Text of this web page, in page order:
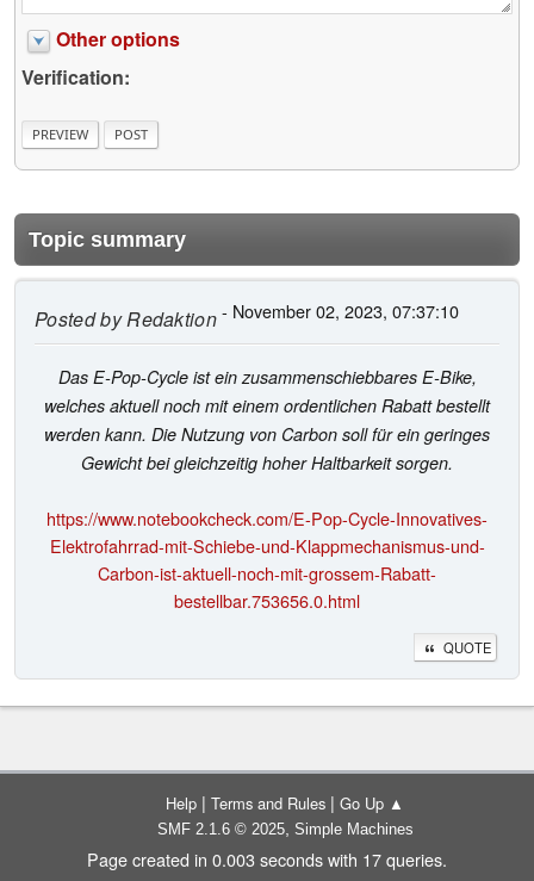
Other options
Verification:
Topic summary
Posted byRedaktion- November 02, 2023, 07:37:10
Das E-Pop-Cycle ist ein zusammenschiebbares E-Bike,
welches aktuell noch mit einem ordentlichen Rabatt bestellt
werden kann. Die Nutzung von Carbon soll für ein geringes
Gewicht bei gleichzeitig hoher Haltbarkeit sorgen.
https://www.notebookcheck.com/E-Pop-Cycle-Innovatives-
Elektrofahrrad-mit-Schiebe-und-Klappmechanismus-und-
Carbon-ist-aktuell-noch-mit-grossem-Rabatt-
bestellbar.753656.0.html
QUOTE
Help | Terms and Rules | Go Up ▲
SMF 2.1.6 © 2025, Simple Machines
Page created in 0.003 seconds with 17 queries.